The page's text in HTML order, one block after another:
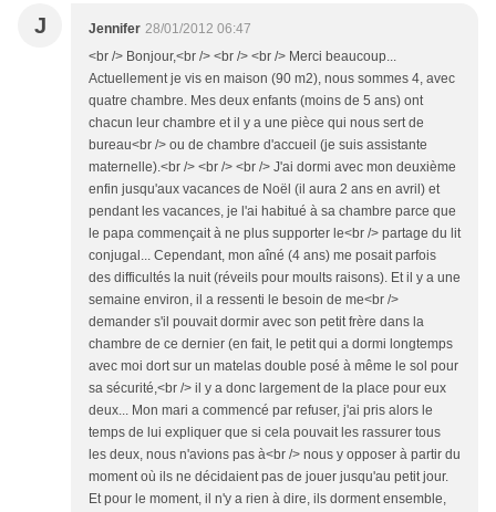
J Jennifer 28/01/2012 06:47
<br /> Bonjour,<br /> <br /> <br /> Merci beaucoup...
Actuellement je vis en maison (90 m2), nous sommes 4, avec
quatre chambre. Mes deux enfants (moins de 5 ans) ont
chacun leur chambre et il y a une pièce qui nous sert de
bureau<br /> ou de chambre d'accueil (je suis assistante
maternelle).<br /> <br /> <br /> J'ai dormi avec mon deuxième
enfin jusqu'aux vacances de Noël (il aura 2 ans en avril) et
pendant les vacances, je l'ai habitué à sa chambre parce que
le papa commençait à ne plus supporter le<br /> partage du lit
conjugal... Cependant, mon aîné (4 ans) me posait parfois
des difficultés la nuit (réveils pour moults raisons). Et il y a une
semaine environ, il a ressenti le besoin de me<br />
demander s'il pouvait dormir avec son petit frère dans la
chambre de ce dernier (en fait, le petit qui a dormi longtemps
avec moi dort sur un matelas double posé à même le sol pour
sa sécurité,<br /> il y a donc largement de la place pour eux
deux... Mon mari a commencé par refuser, j'ai pris alors le
temps de lui expliquer que si cela pouvait les rassurer tous
les deux, nous n'avions pas à<br /> nous y opposer à partir du
moment où ils ne décidaient pas de jouer jusqu'au petit jour.
Et pour le moment, il n'y a rien à dire, ils dorment ensemble,